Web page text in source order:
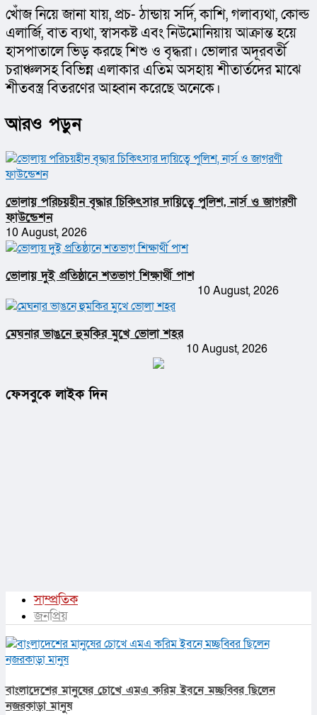
খোঁজ নিয়ে জানা যায়, প্রচ- ঠান্ডায় সর্দি, কাশি, গলাব্যথা, কোল্ড
এলার্জি, বাত ব্যথা, স্বাসকষ্ট এবং নিউমোনিয়ায় আক্রান্ত হয়ে
হাসপাতালে ভিড় করছে শিশু ও বৃদ্ধরা। ভোলার অদূরবর্তী
চরাঞ্চলসহ বিভিন্ন এলাকার এতিম অসহায় শীতার্তদের মাঝে
শীতবস্ত্র বিতরণের আহ্বান করেছে অনেকে।
আরও পড়ুন
ভোলায় পরিচয়হীন বৃদ্ধার চিকিৎসার দায়িত্বে পুলিশ, নার্স ও জাগরণী
ফাউন্ডেশন
10 August, 2026
ভোলায় দুই প্রতিষ্ঠানে শতভাগ শিক্ষার্থী পাশ
10 August, 2026
মেঘনার ভাঙনে হুমকির মুখে ভোলা শহর
10 August, 2026
ফেসবুকে লাইক দিন
সাম্প্রতিক
জনপ্রিয়
বাংলাদেশের মানুষের চোখে এমএ করিম ইবনে মচ্ছব্বির ছিলেন
নজরকাড়া মানুষ